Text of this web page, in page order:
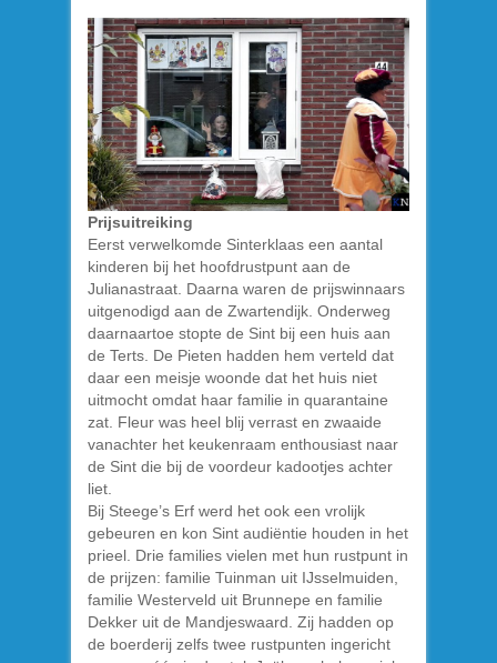
Prijsuitreiking
Eerst verwelkomde Sinterklaas een aantal
kinderen bij het hoofdrustpunt aan de
Julianastraat. Daarna waren de prijswinnaars
uitgenodigd aan de Zwartendijk. Onderweg
daarnaartoe stopte de Sint bij een huis aan
de Terts. De Pieten hadden hem verteld dat
daar een meisje woonde dat het huis niet
uitmocht omdat haar familie in quarantaine
zat. Fleur was heel blij verrast en zwaaide
vanachter het keukenraam enthousiast naar
de Sint die bij de voordeur kadootjes achter
liet.
Bij Steege’s Erf werd het ook een vrolijk
gebeuren en kon Sint audiëntie houden in het
prieel. Drie families vielen met hun rustpunt in
de prijzen: familie Tuinman uit IJsselmuiden,
familie Westerveld uit Brunnepe en familie
Dekker uit de Mandjeswaard. Zij hadden op
de boerderij zelfs twee rustpunten ingericht